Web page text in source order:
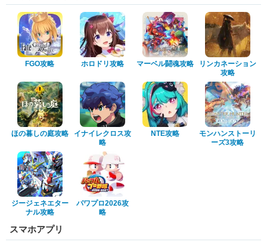
FGO攻略 ホロドリ攻略 マーベル闘魂攻略
リンカネーション
攻略
ほの暮しの庭攻略
イナイレクロス攻
略
NTE攻略
モンハンストーリ
ーズ3攻略
ジージェネエター
ナル攻略
パワプロ2026攻
略
スマホアプリ